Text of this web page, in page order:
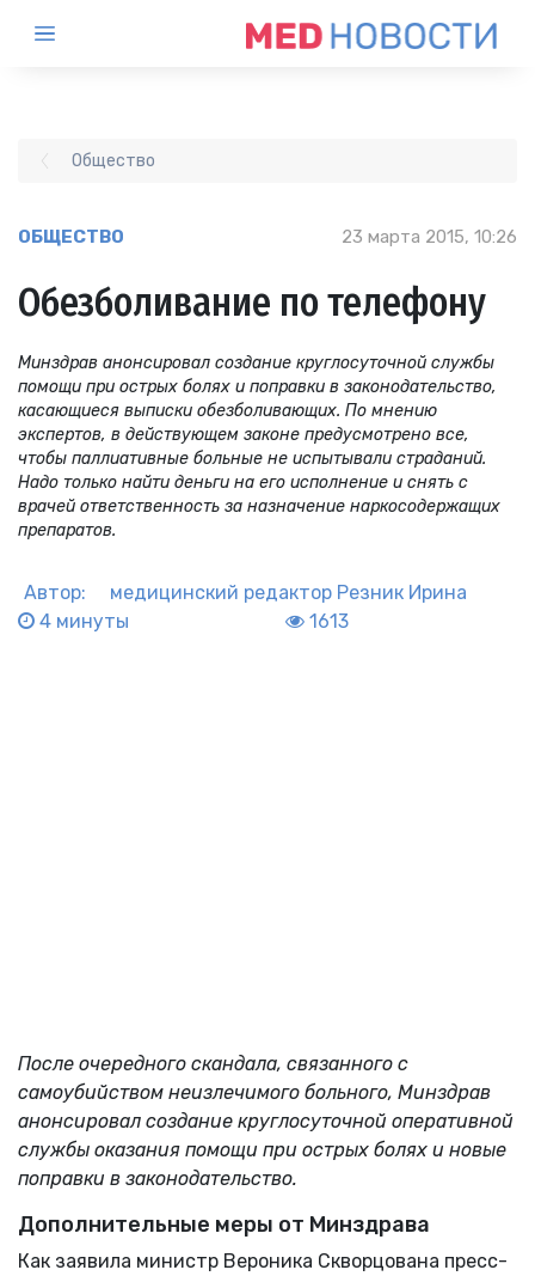
Общество
ОБЩЕСТВО 23 марта 2015, 10:26
Обезболивание по телефону
Минздрав анонсировал создание круглосуточной службы
помощи при острых болях и поправки в законодательство,
касающиеся выписки обезболивающих. По мнению
экспертов, в действующем законе предусмотрено все,
чтобы паллиативные больные не испытывали страданий.
Надо только найти деньги на его исполнение и снять с
врачей ответственность за назначение наркосодержащих
препаратов.
Автор: медицинский редактор Резник Ирина
4 минуты
1613
После очередного скандала, связанного с
самоубийством неизлечимого больного, Минздрав
анонсировал создание круглосуточной оперативной
службы оказания помощи при острых болях и новые
поправки в законодательство.
Дополнительные меры от Минздрава
Как заявила министр Вероника Скворцована пресс-